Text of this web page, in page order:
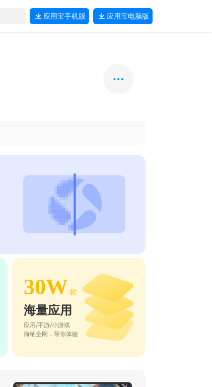
应用宝手机版 应用宝电脑版
30W 款
海量应用
应用/手游/小游戏
海纳全网，等你体验